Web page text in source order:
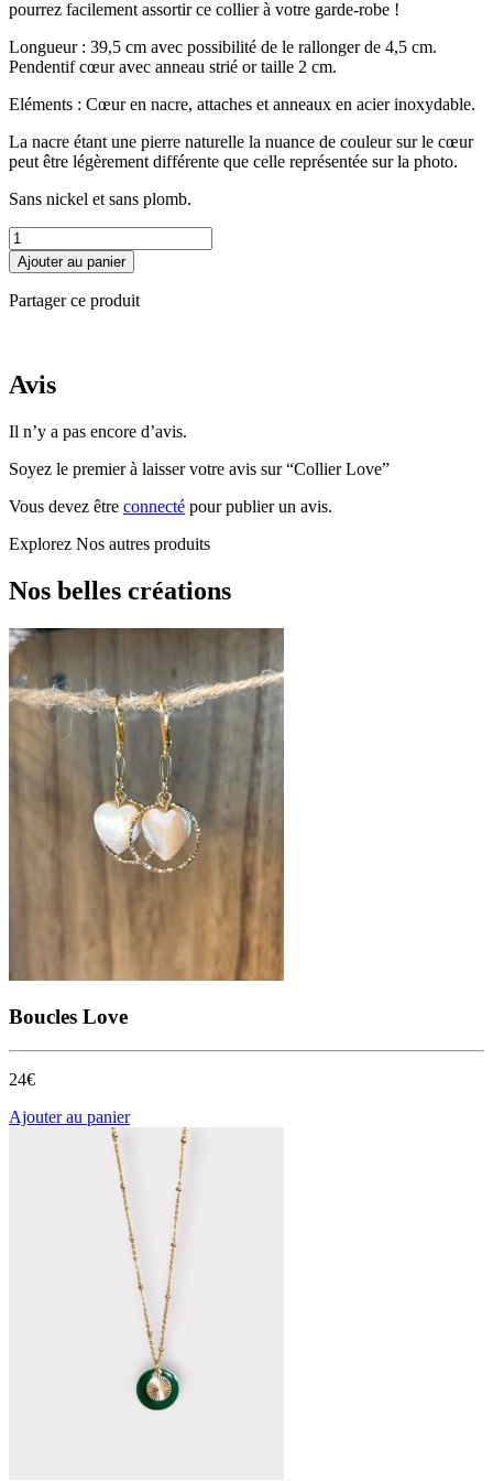
pourrez facilement assortir ce collier à votre garde-robe !
Longueur : 39,5 cm avec possibilité de le rallonger de 4,5 cm.
Pendentif cœur avec anneau strié or taille 2 cm.
Eléments : Cœur en nacre, attaches et anneaux en acier inoxydable.
La nacre étant une pierre naturelle la nuance de couleur sur le cœur
peut être légèrement différente que celle représentée sur la photo.
Sans nickel et sans plomb.
quantité
de
Collier
Love
Ajouter au panier
Partager ce produit
Avis
Il n’y a pas encore d’avis.
Soyez le premier à laisser votre avis sur “Collier Love”
Vous devez être connecté pour publier un avis.
Explorez Nos autres produits
Nos belles créations
Boucles Love
24€
Ajouter au panier